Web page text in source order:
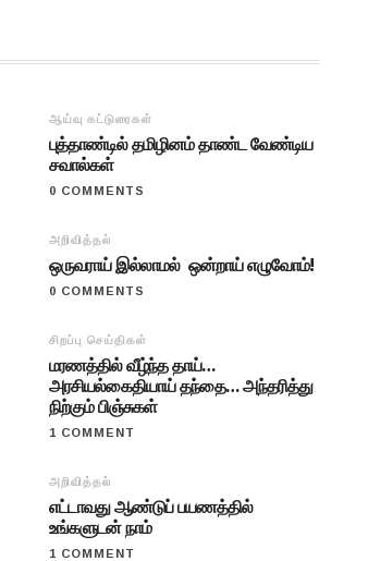
ஆய்வு கட்டுரைகள்
புத்தாண்டில் தமிழினம் தாண்ட வேண்டிய
சவால்கள்
0 COMMENTS
அறிவித்தல்
ஒருவராய் இல்லாமல் ஒன்றாய் எழுவோம்!
0 COMMENTS
சிறப்பு செய்திகள்
மரணத்தில் வீழ்ந்த தாய்…
அரசியல்கைதியாய் தந்தை… அந்தரித்து
நிற்கும் பிஞ்சுகள்
1 COMMENT
அறிவித்தல்
எட்டாவது ஆண்டுப் பயணத்தில்
உங்களுடன் நாம்
1 COMMENT